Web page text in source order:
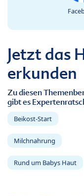
Jetzt das
erkunden
Zu diesen
gibt es
Beikost-Start
Milchnahrung
Rund um Babys Haut